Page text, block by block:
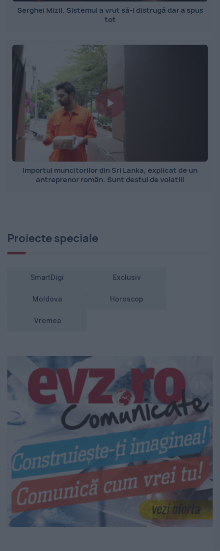
Serghei Mizil. Sistemul a vrut să-l distrugă dar a spus
tot
Importul muncitorilor din Sri Lanka, explicat de un
antreprenor român. Sunt destul de volatili
Proiecte speciale
SmartDigi Exclusiv
Moldova Horoscop
Vremea